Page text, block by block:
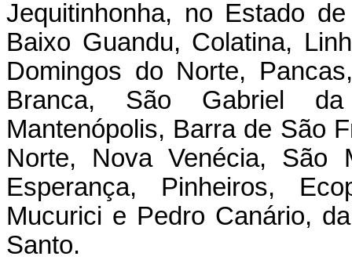
Jequitinhonha, no Estado
Baixo Guandu, Colatina,
Domingos do Norte,
Branca, São Gabriel
Mantenópolis, Barra de São
Norte, Nova Venécia, São
Esperança, Pinheiros,
Mucurici e Pedro Canário,
Santo.